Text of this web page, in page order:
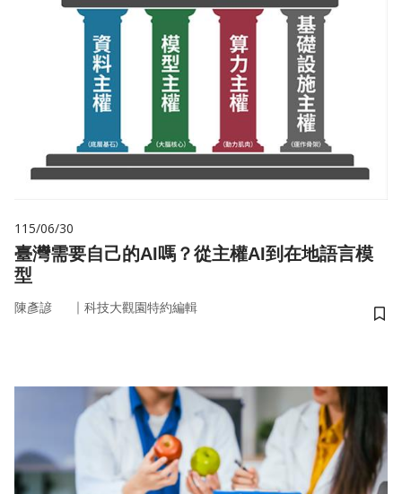
115/06/30
臺灣需要自己的AI嗎？從主權AI到在地語言模
型
陳彥諺 ｜ 科技大觀園特約編輯
儲